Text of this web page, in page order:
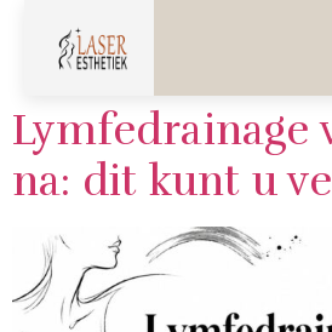
Lymfedrainage
na: dit kunt u